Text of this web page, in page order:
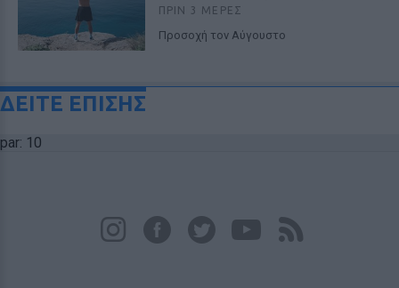
ΠΡΙΝ 3 ΜΈΡΕΣ
Προσοχή τον Αύγουστο
ΔΕΙΤΕ ΕΠΙΣΗΣ
par: 10